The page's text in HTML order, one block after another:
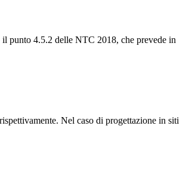
il punto 4.5.2 delle NTC 2018, che prevede in
Nel caso di progettazione in siti